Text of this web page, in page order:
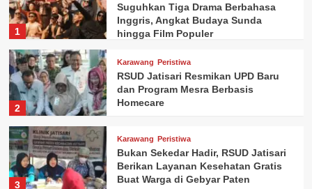
1
Suguhkan Tiga Drama Berbahasa
Inggris, Angkat Budaya Sunda
hingga Film Populer
2
Karawang Peristiwa
RSUD Jatisari Resmikan UPD Baru
dan Program Mesra Berbasis
Homecare
3
Karawang Peristiwa
Bukan Sekedar Hadir, RSUD Jatisari
Berikan Layanan Kesehatan Gratis
Buat Warga di Gebyar Paten